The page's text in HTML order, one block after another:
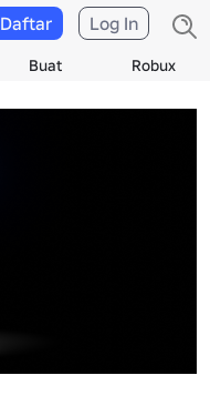
Buat Robux
Daftar Log In